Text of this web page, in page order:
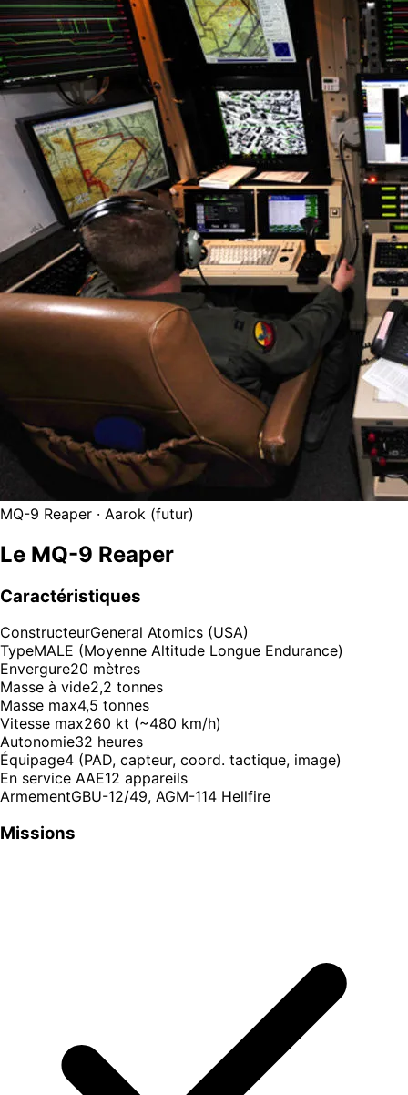
MQ-9 Reaper · Aarok (futur)
Le MQ-9 Reaper
Caractéristiques
ConstructeurGeneral Atomics (USA)
TypeMALE (Moyenne Altitude Longue Endurance)
Envergure20 mètres
Masse à vide2,2 tonnes
Masse max4,5 tonnes
Vitesse max260 kt (~480 km/h)
Autonomie32 heures
Équipage4 (PAD, capteur, coord. tactique, image)
En service AAE12 appareils
ArmementGBU-12/49, AGM-114 Hellfire
Missions